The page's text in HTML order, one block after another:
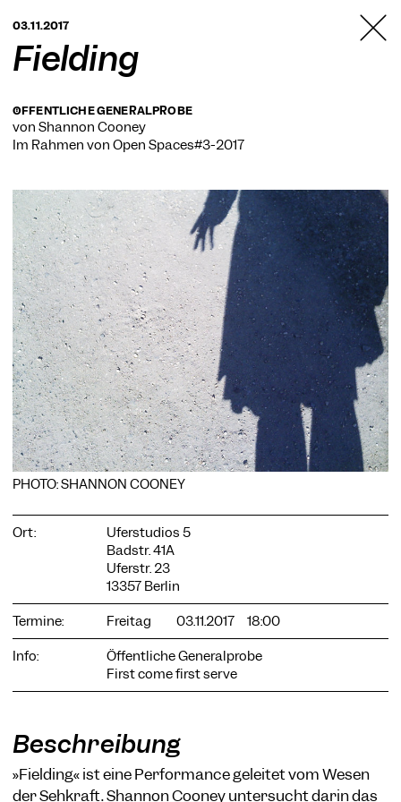
BERLIN
03.11.2017
Fielding
ÖFFENTLICHE GENERALPROBE
von Shannon Cooney
Im Rahmen von Open Spaces#3-2017
PHOTO: SHANNON COONEY
Ort:
Uferstudios 5
Badstr. 41A
Uferstr. 23
13357 Berlin
Termine:
Freitag 03.11.2017
18:00
Info:
Öffentliche Generalprobe
First come first serve
Beschreibung
»Fielding« ist eine Performance geleitet vom Wesen
der Sehkraft. Shannon Cooney untersucht darin das
Wir verwenden Cookies und Inhalte externer Anbieter auf
unserer Website. Notwendige Cookies sind essenziell, damit
Sie die Website nutzen können. Andere Cookies helfen uns,
die Website weiterzuentwickeln. Sie können Ihre Einwilligung
jederzeit widerrufen. Bitte besuchen Sie unsere
Datenschutzerklärung für weitere Informationen. Unten
können Sie auswählen, welche Technologien Sie zulassen
möchten.
Notwendige Cookies
Nur notwendige Alle akzeptieren Speichern